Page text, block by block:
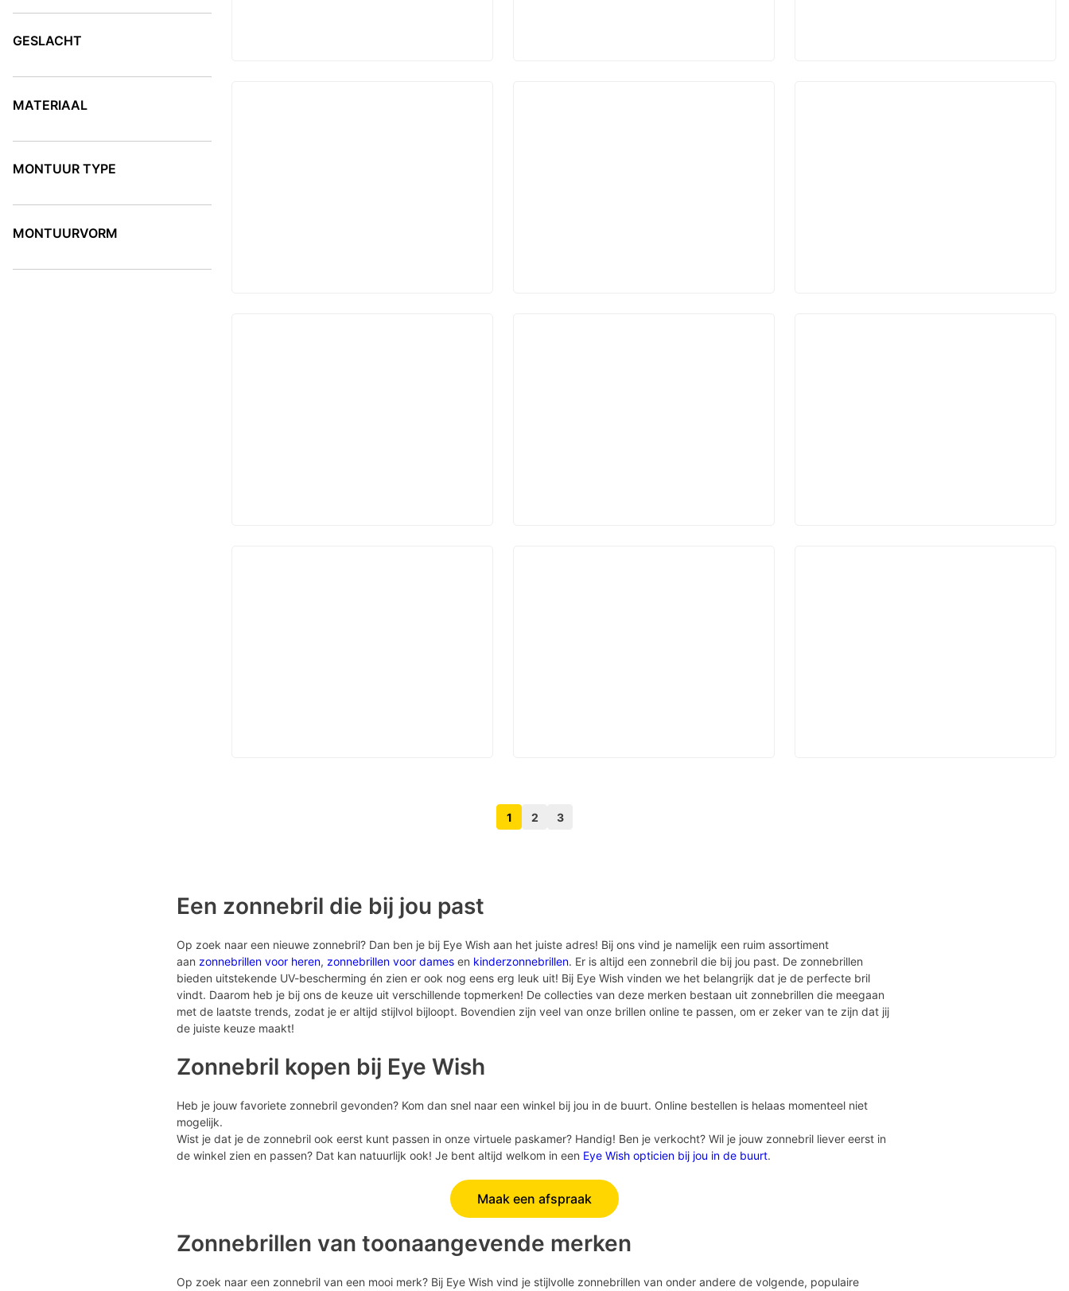
GESLACHT
MATERIAAL
MONTUUR TYPE
MONTUURVORM
Vorige pagina knop
1 2 3
Een zonnebril die bij jou past
Op zoek naar een nieuwe zonnebril? Dan ben je bij Eye Wish aan het juiste adres! Bij ons vind je namelijk een ruim assortiment
aan zonnebrillen voor heren, zonnebrillen voor dames en kinderzonnebrillen. Er is altijd een zonnebril die bij jou past. De zonnebrillen
bieden uitstekende UV-bescherming én zien er ook nog eens erg leuk uit! Bij Eye Wish vinden we het belangrijk dat je de perfecte bril
vindt. Daarom heb je bij ons de keuze uit verschillende topmerken! De collecties van deze merken bestaan uit zonnebrillen die meegaan
met de laatste trends, zodat je er altijd stijlvol bijloopt. Bovendien zijn veel van onze brillen online te passen, om er zeker van te zijn dat jij
de juiste keuze maakt!
Zonnebril kopen bij Eye Wish
Heb je jouw favoriete zonnebril gevonden? Kom dan snel naar een winkel bij jou in de buurt. Online bestellen is helaas momenteel niet
mogelijk.
Wist je dat je de zonnebril ook eerst kunt passen in onze virtuele paskamer? Handig! Ben je verkocht? Wil je jouw zonnebril liever eerst in
de winkel zien en passen? Dat kan natuurlijk ook! Je bent altijd welkom in een Eye Wish opticien bij jou in de buurt.
Maak een afspraak
Zonnebrillen van toonaangevende merken
Op zoek naar een zonnebril van een mooi merk? Bij Eye Wish vind je stijlvolle zonnebrillen van onder andere de volgende, populaire